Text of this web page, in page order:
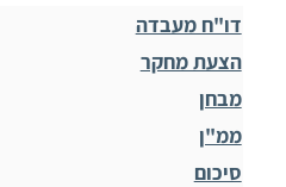
דו"ח מעבדה
הצעת מחקר
מבחן
ממ"ן
סיכום